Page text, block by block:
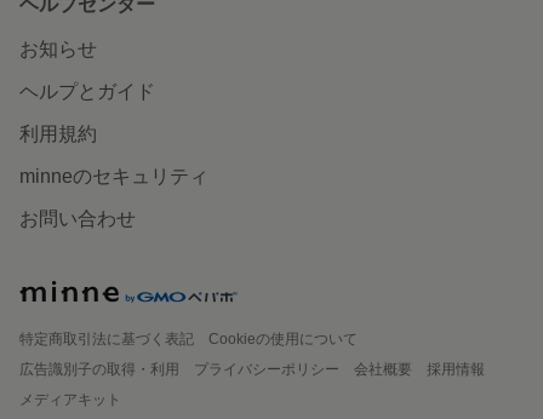
お知らせ
ヘルプとガイド
利用規約
minneのセキュリティ
お問い合わせ
特定商取引法に基づく表記
Cookieの使用について
広告識別子の取得・利用
プライバシーポリシー 会社概要
採用情報
メディアキット